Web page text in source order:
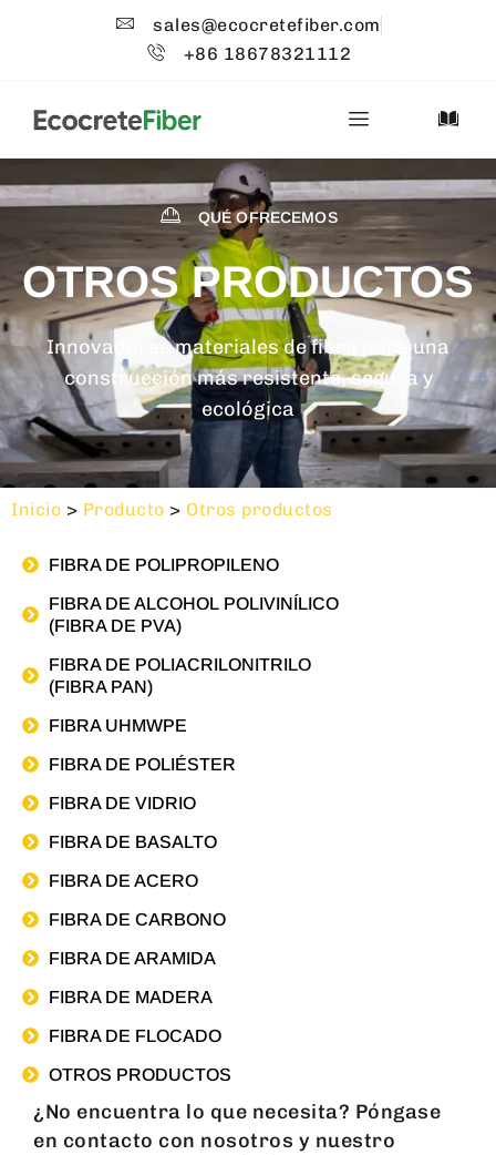
sales@ecocretefiber.com
+86 18678321112
QUÉ OFRECEMOS
OTROS PRODUCTOS
Innovadores materiales de fibra para una
construcción más resistente, segura y
ecológica
Inicio > Producto > Otros productos
FIBRA DE POLIPROPILENO
FIBRA DE ALCOHOL POLIVINÍLICO
(FIBRA DE PVA)
FIBRA DE POLIACRILONITRILO
(FIBRA PAN)
FIBRA UHMWPE
FIBRA DE POLIÉSTER
FIBRA DE VIDRIO
FIBRA DE BASALTO
FIBRA DE ACERO
FIBRA DE CARBONO
FIBRA DE ARAMIDA
FIBRA DE MADERA
FIBRA DE FLOCADO
OTROS PRODUCTOS
¿No encuentra lo que necesita? Póngase
en contacto con nosotros y nuestro